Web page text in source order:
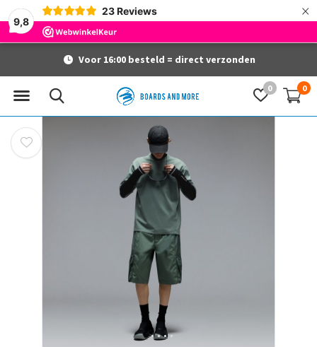
9,8
23 Reviews ×
0 0
Voor 16:00 besteld = direct verzonden